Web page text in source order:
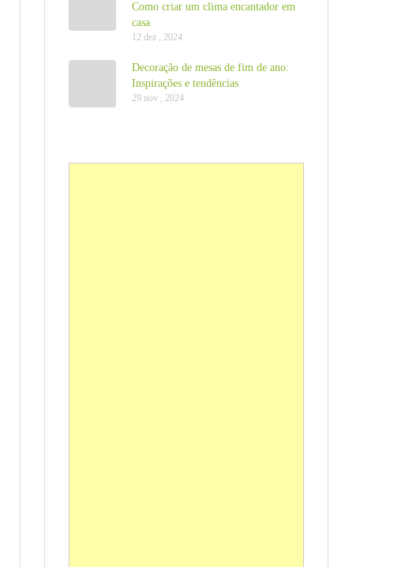
Como criar um clima encantador em
casa
12 dez , 2024
Decoração de mesas de fim de ano:
Inspirações e tendências
29 nov , 2024